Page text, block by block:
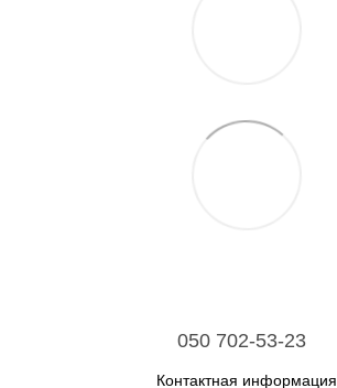
050 702-53-23
Контактная информация